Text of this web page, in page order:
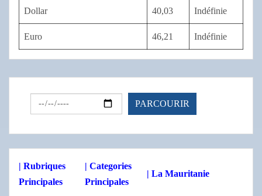
Dollar 40,03 Indéfinie
Euro 46,21 Indéfinie
| Rubriques
Principales
| Categories
Principales
| La Mauritanie